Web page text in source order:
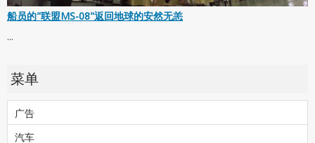
船员的"联盟MS-08"返回地球的安然无恙
...
菜单
广告
汽车